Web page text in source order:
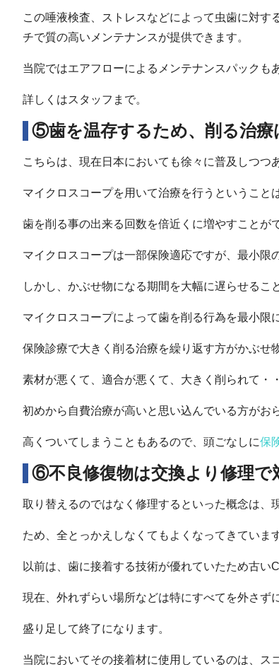
この唾液検査、ストレスなどによって虫歯に対
チで質の高いメンテナンスが提供できます。
当院ではエアフローによるメンテナンスパックも
詳しくはスタッフまで。
⑤歯を温存するため、削る治療
こちらは、現在日本においても徐々に普及しつつ
マイクロスコープを用いて治療を行うということ
歯を削る事の出来る回数を倍近くに増やすことが
マイクロスコープは一部保険適応ですが、最小限
しかし、かぶせ物になる期間を大幅に遅らせる
マイクロスコープによって歯を削る行為を最小
保険診療で大きく削る治療を繰り返す方がかぶ
素材が悪くて、適合が悪くて、大きく削られて・
初めから自費治療が高いと思い込んでいる方が
高くついてしまうこともあるので、頭ごなしに保
⑥不良修復物は交換より修理で
取り替えるのではなく修理するといった概念は、
ため、全とっかえしなくてもよくなってきています
以前は、歯に接着する技術が優れていたため古い
現在、外れずらい場所などは特にすべてを外さず
盛り足して終了になります。
当院においてその接着材に使用しているのは、ス